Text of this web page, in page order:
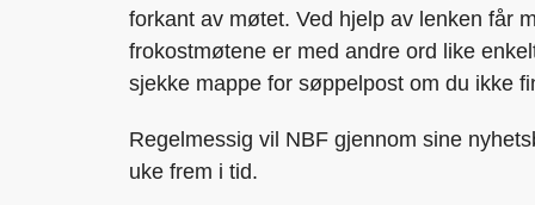
forkant av møtet. Ved hjelp av lenken får
frokostmøtene er med andre ord like
sjekke mappe for søppelpost om du ikke
Regelmessig vil NBF gjennom sine
uke frem i tid.